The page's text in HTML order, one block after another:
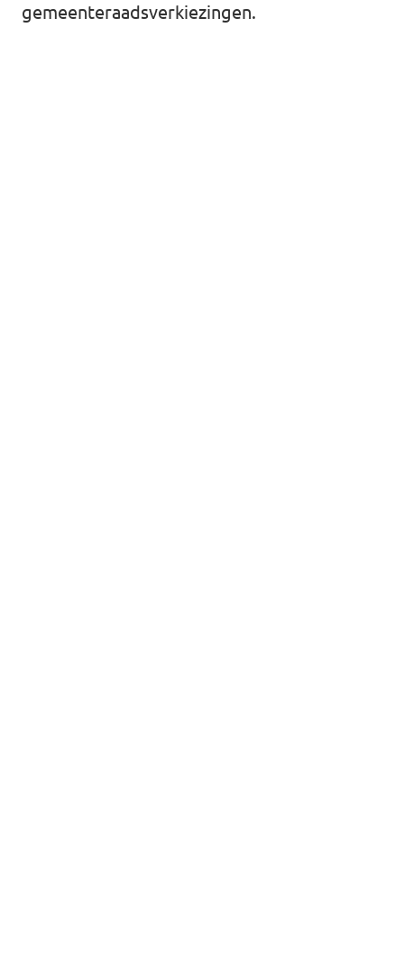
gemeenteraadsverkiezingen.